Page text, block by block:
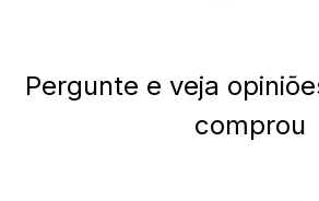
Pergunte e veja
comprou